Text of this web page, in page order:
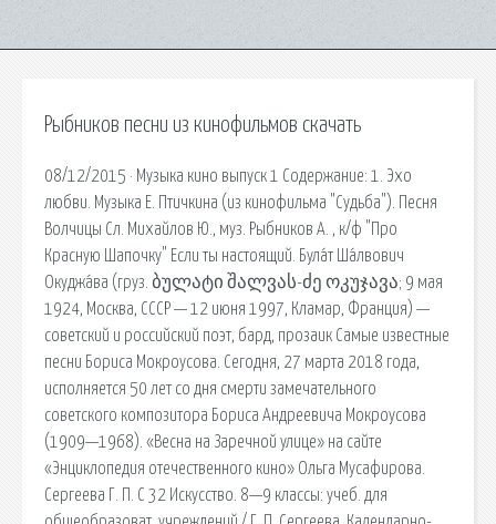
Рыбников песни из кинофильмов скачать
08/12/2015 · Музыка кино выпуск 1 Содержание: 1. Эхо
любви. Музыка Е. Птичкина (из кинофильма "Судьба"). Песня
Волчицы Сл. Михайлов Ю., муз. Рыбников А. , к/ф "Про
Красную Шапочку" Если ты настоящий. Була́т Ша́лвович
Окуджа́ва (груз. ბულატი შალვას-ძე ოკუჯავა; 9 мая
1924, Москва, СССР — 12 июня 1997, Кламар, Франция) —
советский и российский поэт, бард, прозаик Самые известные
песни Бориса Мокроусова. Сегодня, 27 марта 2018 года,
исполняется 50 лет со дня смерти замечательного
советского композитора Бориса Андреевича Мокроусова
(1909—1968). «Весна на Заречной улице» на сайте
«Энциклопедия отечественного кино» Ольга Мусафирова.
Сергеева Г. П. С 32 Искусство. 8—9 классы: учеб. для